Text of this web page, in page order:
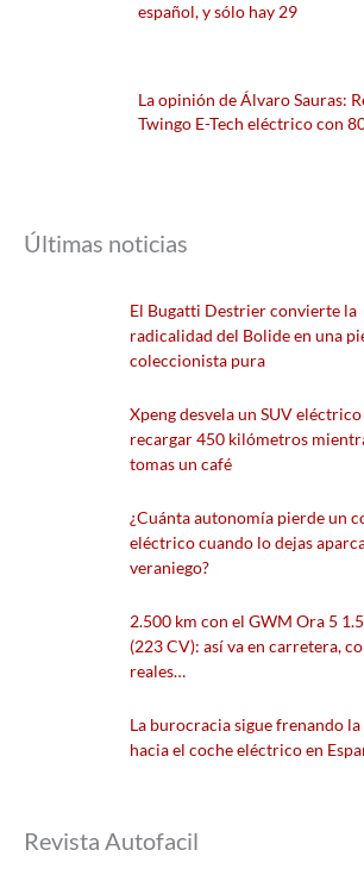
español, y sólo hay 29
La opinión de Álvaro Sauras:
Twingo E-Tech eléctrico con
Últimas noticias
El Bugatti Destrier convierte la
radicalidad del Bolide en una
coleccionista pura
Xpeng desvela un SUV eléctrico
recargar 450 kilómetros
tomas un café
¿Cuánta autonomía pierde un
eléctrico cuando lo dejas
veraniego?
2.500 km con el GWM Ora 5
(223 CV): así va en carretera,
reales…
La burocracia sigue frenando
hacia el coche eléctrico en
Revista Autofacil